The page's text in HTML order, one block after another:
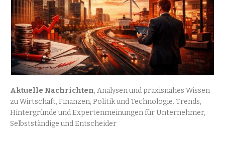
Aktuelle Nachrichten, Analysen und praxisnahes Wissen
zu Wirtschaft, Finanzen, Politik und Technologie. Trends,
Hintergründe und Expertenmeinungen für Unternehmer,
Selbstständige und Entscheider